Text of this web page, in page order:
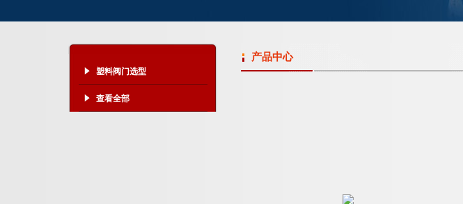
塑料阀门选型
查看全部
产品中心